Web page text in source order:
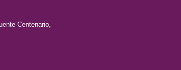
Centenario,